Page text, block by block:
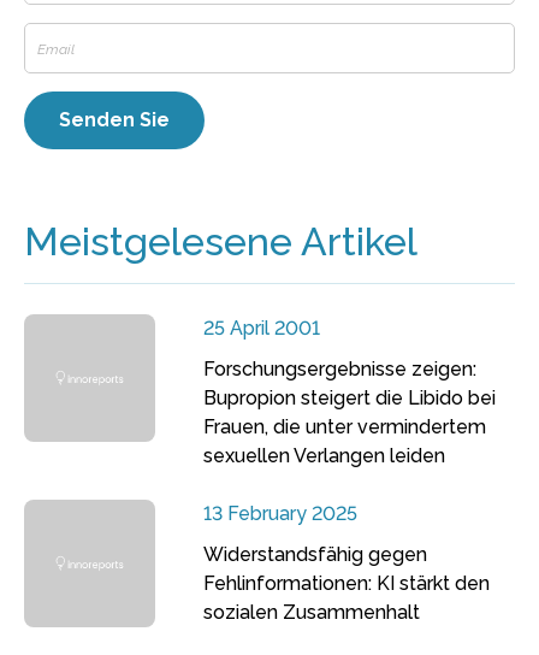
Meistgelesene Artikel
25 April 2001
Forschungsergebnisse zeigen:
Bupropion steigert die Libido bei
Frauen, die unter vermindertem
sexuellen Verlangen leiden
13 February 2025
Widerstandsfähig gegen
Fehlinformationen: KI stärkt den
sozialen Zusammenhalt